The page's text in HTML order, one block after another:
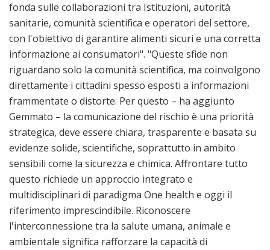
fonda sulle collaborazioni tra Istituzioni, autorità
sanitarie, comunità scientifica e operatori del settore,
con l'obiettivo di garantire alimenti sicuri e una corretta
informazione ai consumatori". "Queste sfide non
riguardano solo la comunità scientifica, ma coinvolgono
direttamente i cittadini spesso esposti a informazioni
frammentate o distorte. Per questo – ha aggiunto
Gemmato – la comunicazione del rischio è una priorità
strategica, deve essere chiara, trasparente e basata su
evidenze solide, scientifiche, soprattutto in ambito
sensibili come la sicurezza e chimica. Affrontare tutto
questo richiede un approccio integrato e
multidisciplinari di paradigma One health e oggi il
riferimento imprescindibile. Riconoscere
l'interconnessione tra la salute umana, animale e
ambientale significa rafforzare la capacità di